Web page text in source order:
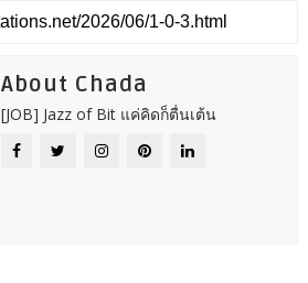
About Chada
[JOB] Jazz of Bit แค่คิดก็ตื่นเต้น